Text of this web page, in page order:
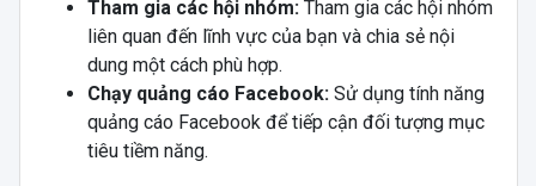
Tham gia các hội nhóm:Tham gia các hội nhóm
liên quan đến lĩnh vực của bạn và chia sẻ nội
dung một cách phù hợp.
Chạy quảng cáo Facebook:Sử dụng tính năng
quảng cáo Facebook để tiếp cận đối tượng mục
tiêu tiềm năng.